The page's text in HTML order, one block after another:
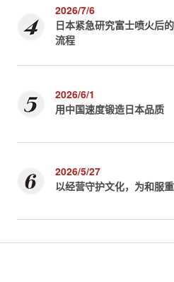
2026/7/6
日本紧急研究富士喷火后
流程
2026/6/1
用中国速度锻造日本品质
2026/5/27
以经营守护文化，为和服